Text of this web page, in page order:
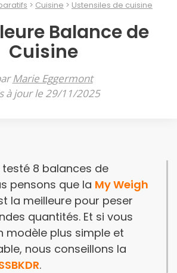
Cuisine Ustensiles de cuisine
Balance de
Cuisine
Marie Eggermont
à jour le 29/11/2025
8 balances de
pensons que la My Weigh
la meilleure pour peser
quantités. Et si vous
modèle plus simple et
nous conseillons la
.